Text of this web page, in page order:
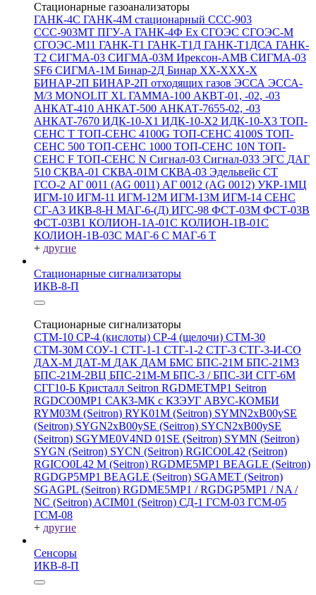
Стационарные газоанализаторы
ГАНК-4С ГАНК-4М стационарный ССС-903
ССС-903МТ ПГУ-А ГАНК-4Ф Ex СГОЭС СГОЭС-М
СГОЭС-М11 ГАНК-Т1 ГАНК-Т1Д ГАНК-Т1ДСА ГАНК-
Т2 СИГМА-03 СИГМА-03М Ирексон-АМВ СИГМА-03
SF6 СИГМА-1М Бинар-2Д Бинар ХХ-ХХХ-Х
БИНАР-2П БИНАР-2П отходящих газов ЭССА ЭССА-
М/3 MONOLIT XL ГАММА-100 АКВТ-01, -02, -03
АНКАТ-410 АНКАТ-500 АНКАТ-7655-02, -03
АНКАТ-7670 ИДК-10-Х1 ИДК-10-Х2 ИДК-10-Х3 ТОП-
СЕНС Т ТОП-СЕНС 4100G ТОП-СЕНС 4100S ТОП-
СЕНС 500 ТОП-СЕНС 1000 ТОП-СЕНС 10N ТОП-
СЕНС F ТОП-СЕНС N Сигнал-03 Сигнал-033 ЭГС ДАГ
510 СКВА-01 СКВА-01М СКВА-03 Эдельвейс СТ
ГСО-2 АГ 0011 (AG 0011) АГ 0012 (AG 0012) УКР-1МЦ
ИГМ-10 ИГМ-11 ИГМ-12М ИГМ-13М ИГМ-14 СЕНС
СГ-А3 ИКВ-8-Н МАГ-6-(Д) ИГС-98 ФСТ-03М ФСТ-03В
ФСТ-03В1 КОЛИОН-1А-01С КОЛИОН-1В-01С
КОЛИОН-1В-03С МАГ-6 С МАГ-6 Т
+ другие
Стационарные сигнализаторы
ИКВ-8-П
Стационарные сигнализаторы
СТМ-10 СР-4 (кислоты) СР-4 (щелочи) СТМ-30
СТМ-30М СОУ-1 СТГ-1-1 СТГ-1-2 СТГ-3 СТГ-3-И-CO
ДАХ-М ДАТ-М ДАК ДАМ БМС БПС-21М БПС-21М3
БПС-21М-2ВЦ БПС-21М-М БПС-3 / БПС-3И СГГ-6М
СГГ10-Б Кристалл Seitron RGDMETMP1 Seitron
RGDCO0MP1 САКЗ-МК с КЗЭУГ АВУС-КОМБИ
RYM03M (Seitron) RYK01M (Seitron) SYMN2хB00ySE
(Seitron) SYGN2xB00ySE (Seitron) SYCN2xB00ySE
(Seitron) SGYME0V4ND 01SE (Seitron) SYMN (Seitron)
SYGN (Seitron) SYCN (Seitron) RGICO0L42 (Seitron)
RGICO0L42 M (Seitron) RGDME5MP1 BEAGLE (Seitron)
RGDGP5MP1 BEAGLE (Seitron) SGAMET (Seitron)
SGAGPL (Seitron) RGDME5MP1 / RGDGP5MP1 / NA /
NC (Seitron) ACIM01 (Seitron) СД-1 ГСМ-03 ГСМ-05
ГСМ-08
+ другие
Сенсоры
ИКВ-8-П